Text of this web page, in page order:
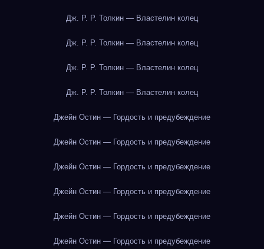
Дж. Р. Р. Толкин — Властелин колец
Дж. Р. Р. Толкин — Властелин колец
Дж. Р. Р. Толкин — Властелин колец
Дж. Р. Р. Толкин — Властелин колец
Джейн Остин — Гордость и предубеждение
Джейн Остин — Гордость и предубеждение
Джейн Остин — Гордость и предубеждение
Джейн Остин — Гордость и предубеждение
Джейн Остин — Гордость и предубеждение
Джейн Остин — Гордость и предубеждение